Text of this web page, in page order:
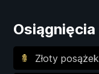
Osiągnięcia
Złoty posążek